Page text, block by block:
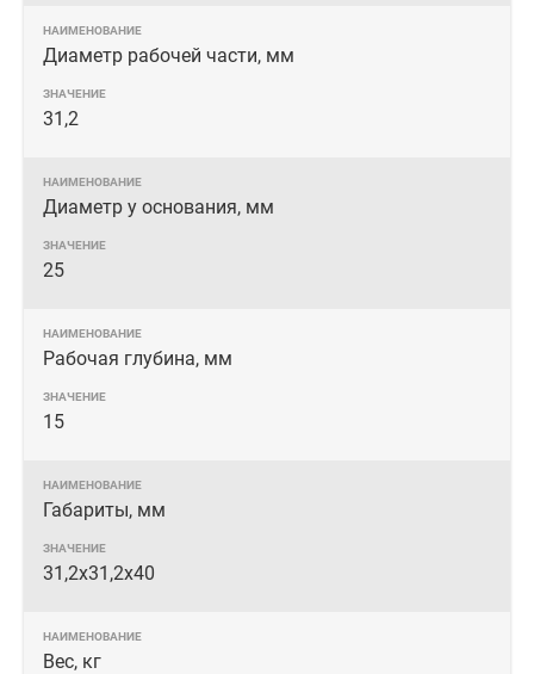
Диаметр рабочей части, мм
31,2
Диаметр у основания, мм
25
Рабочая глубина, мм
15
Габариты, мм
31,2х31,2х40
Вес, кг